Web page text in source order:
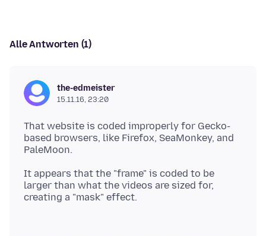
Alle Antworten (1)
the-edmeister
15.11.16, 23:20
That website is coded improperly for Gecko-
based browsers, like Firefox, SeaMonkey, and
It appears that the "frame" is coded to be
larger than what the videos are sized for,